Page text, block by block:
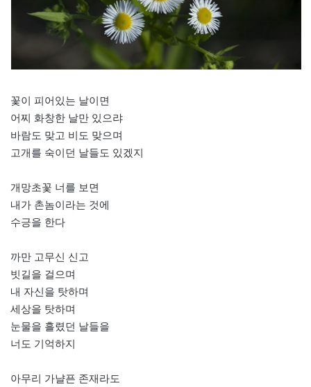
꽃이 피어있는 날이면
어찌 화창한 날만 있으랴
바람도 맞고 비도 맞으며
고개를 숙이던 날들도 있겠지
개망초꽃 너를 보면
내가 촌놈이라는 것에
수긍을 한다
까만 고무신 신고
빗길을 걸으며
내 자신을 탓하며
세상을 탓하며
눈물을 흘렸던 날들을
너도 기억하지
아무리 가냘픈 존재라도